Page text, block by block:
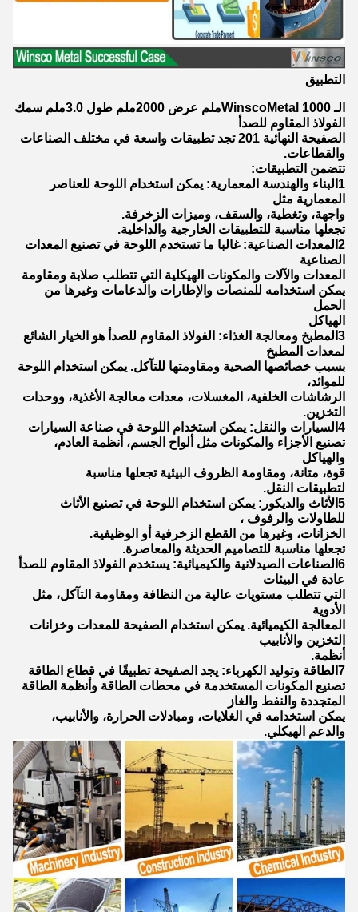
التطبيق
الـ WinscoMetal 1000ملم عرض 2000ملم طول 3.0ملم سمك
الفولاذ المقاوم للصدأ
الصفيحة النهائية 201 تجد تطبيقات واسعة في مختلف الصناعات
والقطاعات.
تتضمن التطبيقات:
1البناء والهندسة المعمارية: يمكن استخدام اللوحة للعناصر
المعمارية مثل
واجهة، وتغطية، والسقف، وميزات الزخرفة.
تجعلها مناسبة للتطبيقات الخارجية والداخلية.
2المعدات الصناعية: غالبا ما تستخدم اللوحة في تصنيع المعدات
الصناعية
المعدات والآلات والمكونات الهيكلية التي تتطلب صلابة ومقاومة
يمكن استخدامه للمنصات والإطارات والدعامات وغيرها من
الحمل
الهياكل
3المطبخ ومعالجة الغذاء: الفولاذ المقاوم للصدأ هو الخيار الشائع
لمعدات المطبخ
بسبب خصائصها الصحية ومقاومتها للتآكل. يمكن استخدام اللوحة
للموائد،
الرشاشات الخلفية، المغسلات، معدات معالجة الأغذية، ووحدات
التخزين.
4السيارات والنقل: يمكن استخدام اللوحة في صناعة السيارات
تصنيع الأجزاء والمكونات مثل ألواح الجسم، أنظمة العادم،
والهياكل
قوة، متانة، ومقاومة الظروف البيئية تجعلها مناسبة
لتطبيقات النقل.
5الأثاث والديكور: يمكن استخدام اللوحة في تصنيع الأثاث
للطاولات والرفوف ،
الخزانات، وغيرها من القطع الزخرفية أو الوظيفية.
تجعلها مناسبة للتصاميم الحديثة والمعاصرة.
6الصناعات الصيدلانية والكيميائية: يستخدم الفولاذ المقاوم للصدأ
عادة في البيئات
التي تتطلب مستويات عالية من النظافة ومقاومة التآكل، مثل
الأدوية
المعالجة الكيميائية. يمكن استخدام الصفيحة للمعدات وخزانات
التخزين والأنابيب
أنظمة.
7الطاقة وتوليد الكهرباء: يجد الصفيحة تطبيقًا في قطاع الطاقة
تصنيع المكونات المستخدمة في محطات الطاقة وأنظمة الطاقة
المتجددة والنفط والغاز
يمكن استخدامه في الغلايات، ومبادلات الحرارة، والأنابيب،
والدعم الهيكلي.